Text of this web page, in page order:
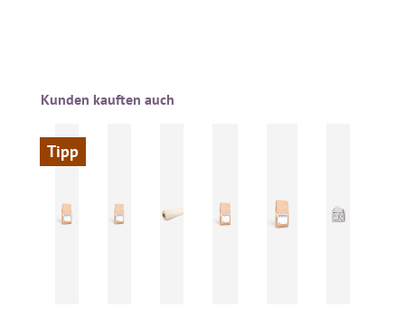
Produktgalerie überspringen
Kunden kauften auch
Tipp